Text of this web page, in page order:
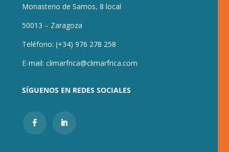
Monasterio de Samos, 8 local
50013 – Zaragoza
Teléfono: (+34) 976 278 258
E-mail: climarfrica@climarfrica.com
SÍGUENOS EN REDES SOCIALES